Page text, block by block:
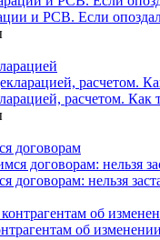
и РСВ. Если
расчетом. Как
договорам
нельзя
об